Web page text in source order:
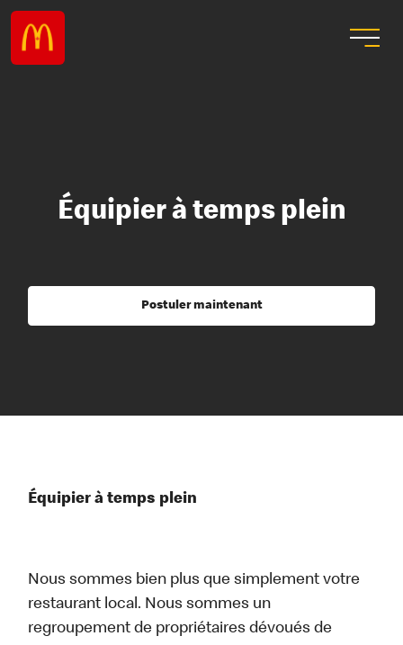
Équipier à temps plein
Postuler maintenant
Équipier à temps plein
Nous sommes bien plus que simplement votre
restaurant local. Nous sommes un
regroupement de propriétaires dévoués de